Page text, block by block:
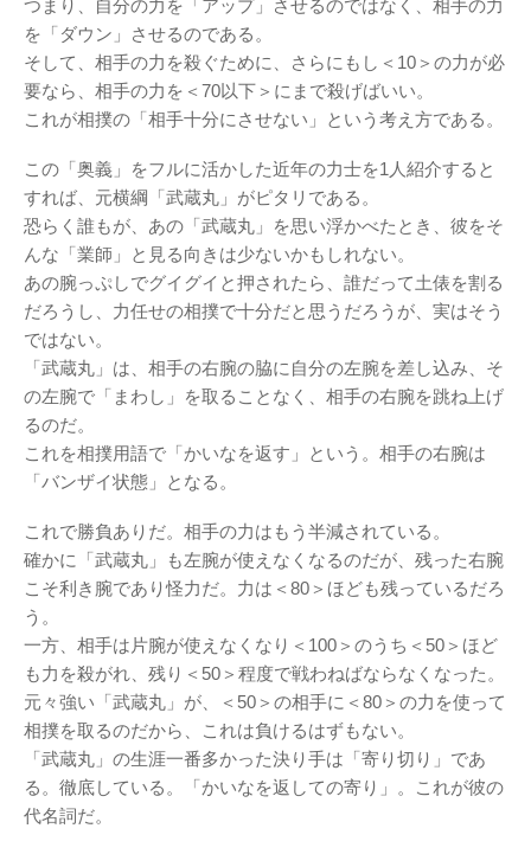
つまり、自分の力を「アップ」させるのではなく、相手の力
を「ダウン」させるのである。
そして、相手の力を殺ぐために、さらにもし＜10＞の力が必
要なら、相手の力を＜70以下＞にまで殺げばいい。
これが相撲の「相手十分にさせない」という考え方である。
この「奥義」をフルに活かした近年の力士を1人紹介すると
すれば、元横綱「武蔵丸」がピタリである。
恐らく誰もが、あの「武蔵丸」を思い浮かべたとき、彼をそ
んな「業師」と見る向きは少ないかもしれない。
あの腕っぷしでグイグイと押されたら、誰だって土俵を割る
だろうし、力任せの相撲で十分だと思うだろうが、実はそう
ではない。
「武蔵丸」は、相手の右腕の脇に自分の左腕を差し込み、そ
の左腕で「まわし」を取ることなく、相手の右腕を跳ね上げ
るのだ。
これを相撲用語で「かいなを返す」という。相手の右腕は
「バンザイ状態」となる。
これで勝負ありだ。相手の力はもう半減されている。
確かに「武蔵丸」も左腕が使えなくなるのだが、残った右腕
こそ利き腕であり怪力だ。力は＜80＞ほども残っているだろ
う。
一方、相手は片腕が使えなくなり＜100＞のうち＜50＞ほど
も力を殺がれ、残り＜50＞程度で戦わねばならなくなった。
元々強い「武蔵丸」が、＜50＞の相手に＜80＞の力を使って
相撲を取るのだから、これは負けるはずもない。
「武蔵丸」の生涯一番多かった決り手は「寄り切り」であ
る。徹底している。「かいなを返しての寄り」。これが彼の
代名詞だ。